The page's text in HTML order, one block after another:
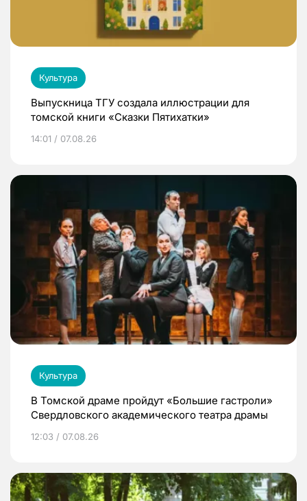
Культура
Выпускница ТГУ создала иллюстрации для
томской книги «Сказки Пятихатки»
14:01 / 07.08.26
Культура
В Томской драме пройдут «Большие гастроли»
Свердловского академического театра драмы
12:03 / 07.08.26